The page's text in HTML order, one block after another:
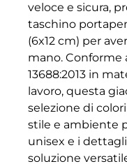
veloce e sicura,
taschino
(6x12 cm) per
mano. Conforme
13688:2013 in
lavoro, questa
selezione di
stile e ambiente
unisex e i
soluzione